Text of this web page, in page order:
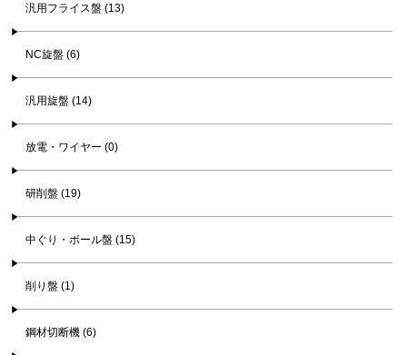
汎用フライス盤 (13)
NC旋盤 (6)
汎用旋盤 (14)
放電・ワイヤー (0)
研削盤 (19)
中ぐり・ボール盤 (15)
削り盤 (1)
鋼材切断機 (6)